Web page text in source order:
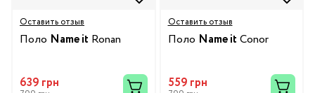
Оставить отзыв
Поло Name it Ronan
639 грн
Оставить отзыв
Поло Name it Conor
559 грн